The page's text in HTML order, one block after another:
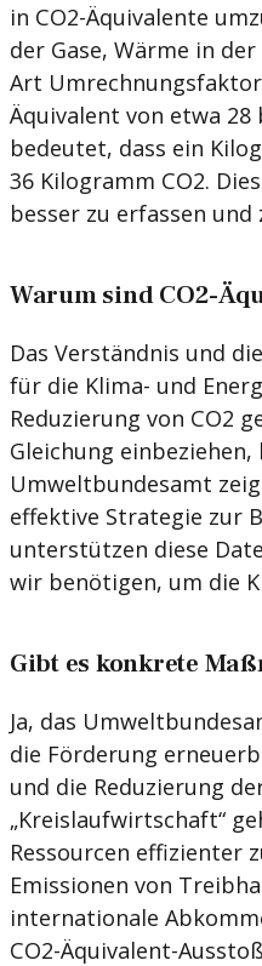
in CO2-Äquivalente
der Gase, Wärme in
Art
Äquivalent von etwa 28
bedeutet, dass ein
36 Kilogramm CO2.
besser zu erfassen und
Warum sind CO2-
Das Verständnis und
für die Klima- und
Reduzierung von CO2
Gleichung
Umweltbundesamt
effektive Strategie zur
unterstützen diese
wir benötigen, um die
Gibt es konkrete
Ja, das
die Förderung
und die Reduzierung
„Kreislaufwirtschaft“
Ressourcen effizienter
Emissionen von
internationale
CO2-Äquivalent-